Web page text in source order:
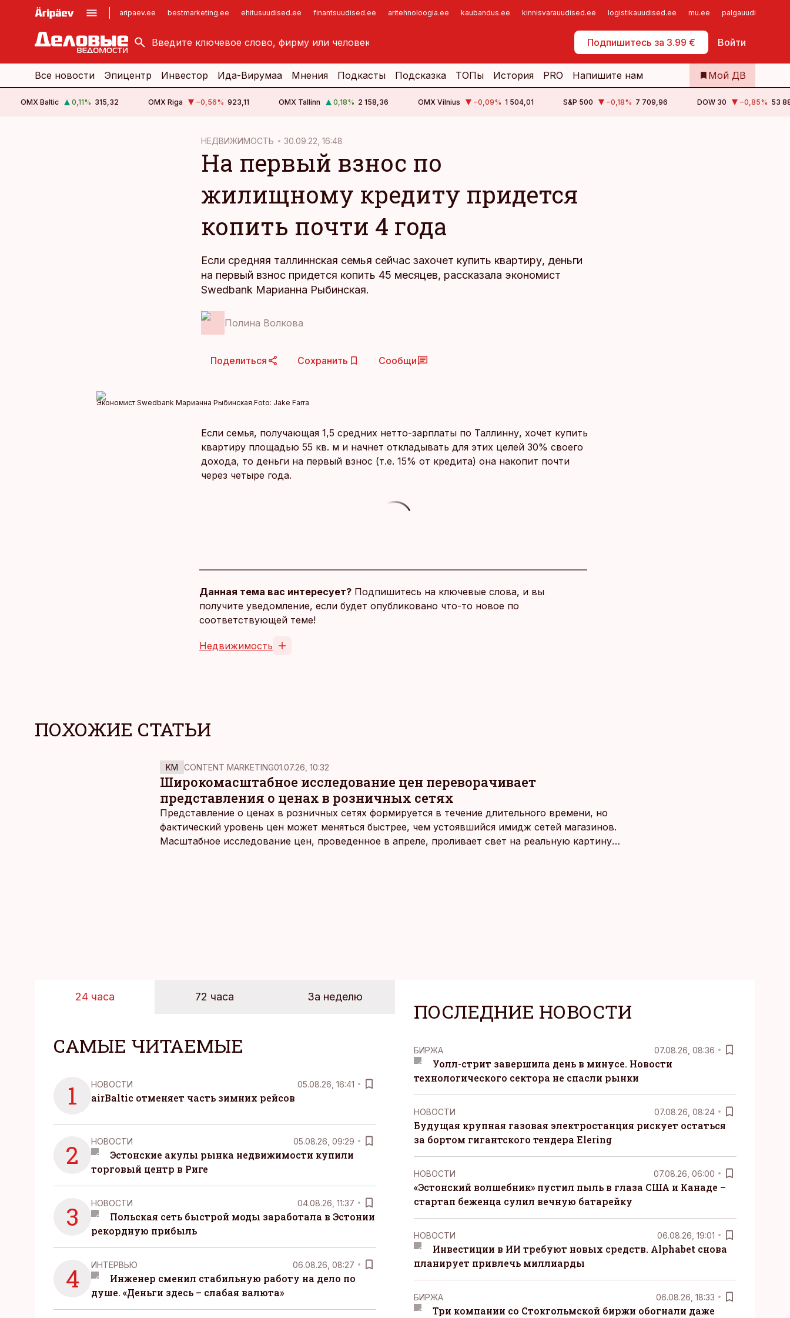
aripaev.ee bestmarketing.ee ehitusuudised.ee finantsuudised.ee aritehnoloogia.ee kaubandus.ee kinnisvarauudised.ee logistikauudised.ee mu.ee palgauudised.ee
Подпишитесь за 3.99 € Войти
kinnisvarauudised.ee
logistikauudised.ee
imelineajalugu.ee
Самообслуживание
Все новости Эпицентр Инвестор Ида-Вирумаа Мнения Подкасты Подсказка ТОПы История PRO Напишите нам Мой ДВ
OMX Baltic 0,11% 315,32 OMX Riga −0,56% 923,11 OMX Tallinn 0,18% 2 158,36 OMX Vilnius −0,09% 1 504,01 S&P 500 −0,18% 7 709,96 DOW 30 −0,85% 53
НЕДВИЖИМОСТЬ 30.09.22, 16:48
На первый взнос по
жилищному кредиту придется
копить почти 4 года
Если средняя таллиннская семья сейчас захочет купить квартиру, деньги
на первый взнос придется копить 45 месяцев, рассказала экономист
Swedbank Марианна Рыбинская.
Полина Волкова
Поделиться Сохранить Сообщи
Экономист Swedbank Марианна Рыбинская.Foto: Jake Farra
Если семья, получающая 1,5 средних нетто-зарплаты по Таллинну, хочет купить
квартиру площадью 55 кв. м и начнет откладывать для этих целей 30% своего
дохода, то деньги на первый взнос (т.е. 15% от кредита) она накопит почти
через четыре года.
Данная тема вас интересует? Подпишитесь на ключевые слова, и вы
получите уведомление, если будет опубликовано что-то новое по
соответствующей теме!
Недвижимость
ПОХОЖИЕ СТАТЬИ
KM CONTENT MARKETING01.07.26, 10:32
Широкомасштабное исследование цен переворачивает
представления о ценах в розничных сетях
Представление о ценах в розничных сетях формируется в течение длительного времени, но
фактический уровень цен может меняться быстрее, чем устоявшийся имидж сетей магазинов.
Масштабное исследование цен, проведенное в апреле, проливает свет на реальную картину
24 часа 72 часа За неделю
САМЫЕ ЧИТАЕМЫЕ
1 НОВОСТИ 05.08.26, 16:41
airBaltic отменяет часть зимних рейсов
2 НОВОСТИ 05.08.26, 09:29
Эстонские акулы рынка недвижимости купили
торговый центр в Риге
3 НОВОСТИ 04.08.26, 11:37
Польская сеть быстрой моды заработала в Эстонии
рекордную прибыль
4 ИНТЕРВЬЮ 06.08.26, 08:27
Инженер сменил стабильную работу на дело по
душе. «Деньги здесь – слабая валюта»
ПОСЛЕДНИЕ НОВОСТИ
БИРЖА 07.08.26, 08:36
Уолл-стрит завершила день в минусе. Новости
технологического сектора не спасли рынки
НОВОСТИ 07.08.26, 08:24
Будущая крупная газовая электростанция рискует остаться
за бортом гигантского тендера Elering
НОВОСТИ 07.08.26, 06:00
«Эстонский волшебник» пустил пыль в глаза США и Канаде –
стартап беженца сулил вечную батарейку
НОВОСТИ 06.08.26, 19:01
Инвестиции в ИИ требуют новых средств. Alphabet снова
планирует привлечь миллиарды
БИРЖА 06.08.26, 18:33
Три компании со Стокгольмской биржи обогнали даже